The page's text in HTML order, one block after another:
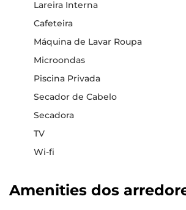
Lareira Interna
Cafeteira
Máquina de Lavar Roupa
Microondas
Piscina Privada
Secador de Cabelo
Secadora
TV
Wi-fi
Amenities dos